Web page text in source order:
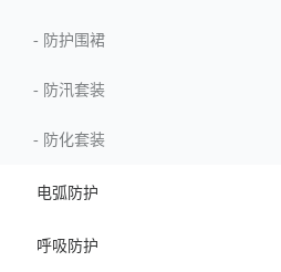
- 防护围裙
- 防汛套装
- 防化套装
电弧防护
呼吸防护